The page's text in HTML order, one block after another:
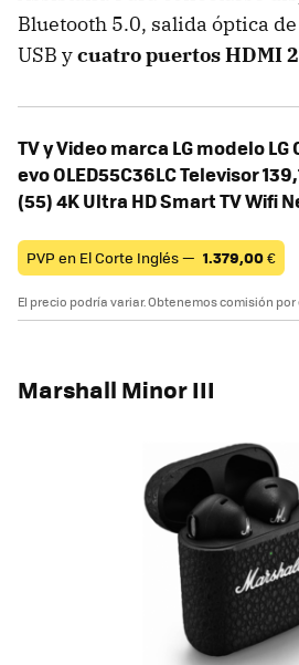
Bluetooth 5.0, salida óptica
USB ycuatro puertos HDMI
TV y Video marca LG modelo LG
evo OLED55C36LC Televisor
(55) 4K Ultra HD Smart TV Wifi
PVP en El Corte Inglés — 1.379,00€
El precio podría variar. Obtenemos comisión
Marshall Minor III